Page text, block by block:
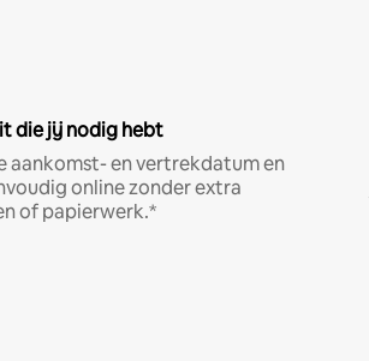
die jij nodig hebt
aankomst- en vertrekdatum en
online zonder extra
of papierwerk.*